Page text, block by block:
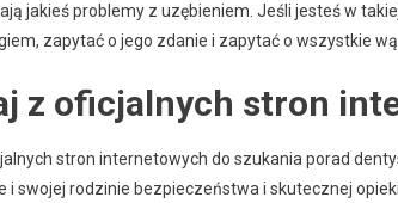
jakieś problemy z uzębieniem. Jeśli jesteś w
zapytać o jego zdanie i zapytać o wszystkie
z oficjalnych stron
stron internetowych do szukania porad
i swojej rodzinie bezpieczeństwa i skutecznej